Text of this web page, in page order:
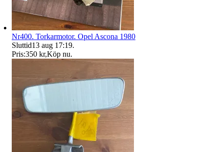
Nr400. Torkarmotor. Opel Ascona 1980
Sluttid13 aug 17:19.
Pris:350 kr,Köp nu.